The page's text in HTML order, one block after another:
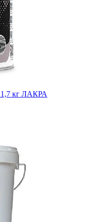
кг ЛАКРА